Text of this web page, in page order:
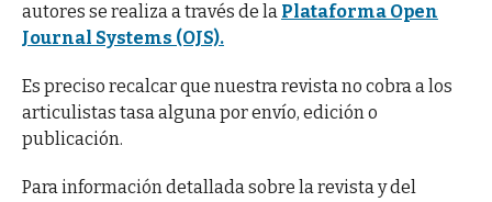
autores se realiza a través de la Plataforma Open
Journal Systems (OJS).
Es preciso recalcar que nuestra revista no cobra a los
articulistas tasa alguna por envío, edición o
publicación.
Para información detallada sobre la revista y del